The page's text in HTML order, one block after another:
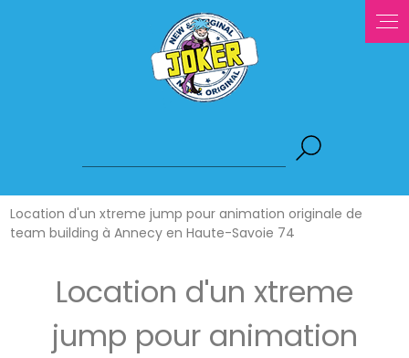
Location d'un xtreme jump pour animation originale de
team building à Annecy en Haute-Savoie 74
Location d'un xtreme
jump pour animation
Panneau de gestion des cookies